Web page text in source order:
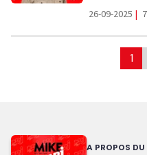
26-09-2025 |
1
A PROPOS